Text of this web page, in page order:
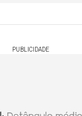
PUBLICIDADE